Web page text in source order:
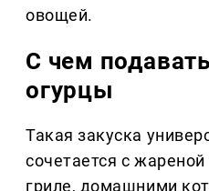
овощей.
С чем
огурцы
Такая закуска
сочетается с
гриле, домашними